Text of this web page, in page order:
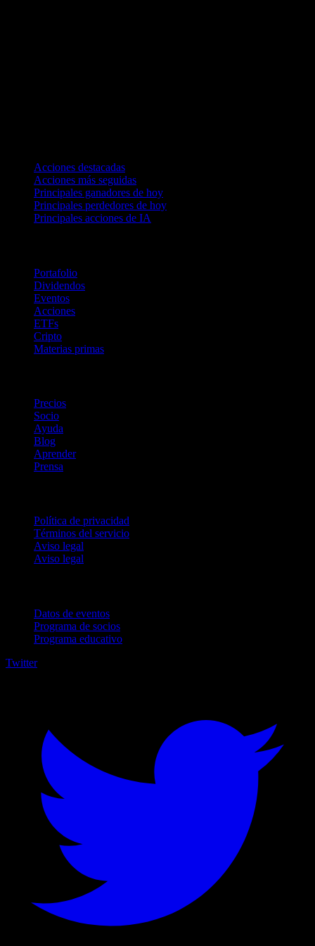
Acciones destacadas
Acciones más seguidas
Principales ganadores de hoy
Principales perdedores de hoy
Principales acciones de IA
Portafolio
Dividendos
Eventos
Acciones
ETFs
Cripto
Materias primas
Precios
Socio
Ayuda
Blog
Aprender
Prensa
Política de privacidad
Términos del servicio
Aviso legal
Aviso legal
Datos de eventos
Programa de socios
Programa educativo
Twitter